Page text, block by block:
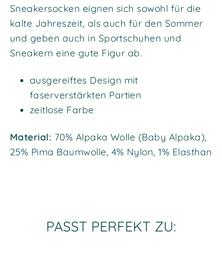
Sneakersocken eignen sich sowohl für die
kalte Jahreszeit, als auch für den Sommer
und geben auch in Sportschuhen und
Sneakern eine gute Figur ab.
ausgereiftes Design mit
faserverstärkten Partien
zeitlose Farbe
Material: 70% Alpaka Wolle (Baby Alpaka),
25% Pima Baumwolle, 4% Nylon, 1% Elasthan
PASST PERFEKT ZU: